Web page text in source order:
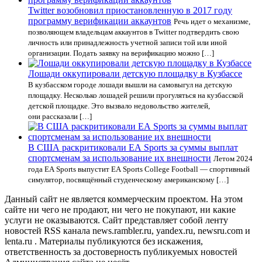
Twitter возобновил приостановленную в 2017 году
программу верификации аккаунтов Речь идет о механизме,
позволяющем владельцам аккаунтов в Twitter подтвердить свою
личность или принадлежность учетной записи той или иной
организации. Подать заявку на верификацию можно […]
Лошади оккупировали детскую площадку в Кузбассе
В кузбасском городе лошади вышли на самовыгул на детскую
площадку. Несколько лошадей решили прогуляться на кузбасской
детской площадке. Это вызвало недовольство жителей,
они рассказали […]
В США раскритиковали EA Sports за суммы выплат
спортсменам за использование их внешности Летом 2024
года EA Sports выпустит EA Sports College Football — спортивный
симулятор, посвящённый студенческому американскому […]
Данный сайт не является коммерческим проектом. На этом
сайте ни чего не продают, ни чего не покупают, ни какие
услуги не оказываются. Сайт представляет собой ленту
новостей RSS канала news.rambler.ru, yandex.ru, newsru.com и
lenta.ru . Материалы публикуются без искажения,
ответственность за достоверность публикуемых новостей